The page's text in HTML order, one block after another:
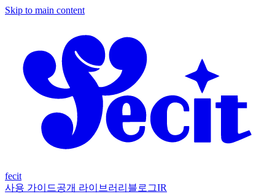
Skip to main content
fecit
사용 가이드공개 라이브러리 블로그IR